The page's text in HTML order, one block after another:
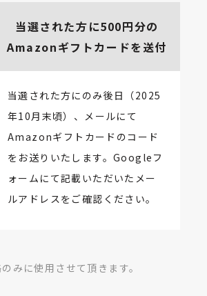
当選された方に500円分の
Amazonギフトカードを送付
当選された方にのみ後日（2025
年10月末頃）、メールにて
Amazonギフトカードのコード
をお送りいたします。Googleフ
ォームにて記載いただいたメー
ルアドレスをご確認ください。
みに使用させて頂きます。